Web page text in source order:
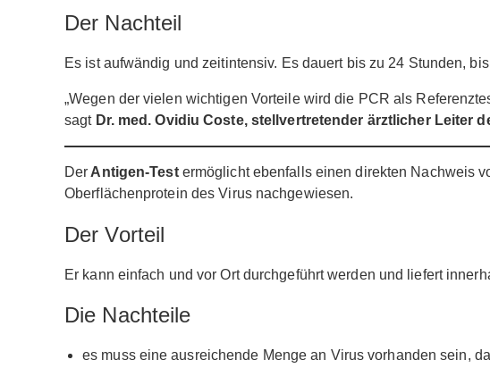
Der Nachteil
Es ist aufwändig und zeitintensiv. Es dauert bis zu 24 Stunden,
„Wegen der vielen wichtigen Vorteile wird die PCR als
sagtDr. med. Ovidiu Coste, stellvertretender ärztlicher Leiter
Der Antigen-Testermöglicht ebenfalls einen direkten Nachweis
Oberflächenprotein des Virus nachgewiesen.
Der Vorteil
Er kann einfach und vor Ort durchgeführt werden und liefert
Die Nachteile
es muss eine ausreichende Menge an Virus vorhanden sein,